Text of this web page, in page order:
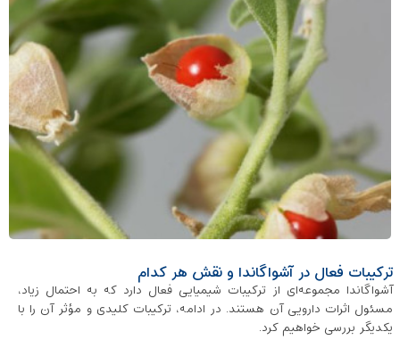
ترکیبات فعال در آشواگاندا و نقش هر کدام
آشواگاندا مجموعه‌ای از ترکیبات شیمیایی فعال دارد که به احتمال زیاد،
مسئول اثرات دارویی آن هستند. در ادامه، ترکیبات کلیدی و مؤثر آن را با
یکدیگر بررسی خواهیم کرد.